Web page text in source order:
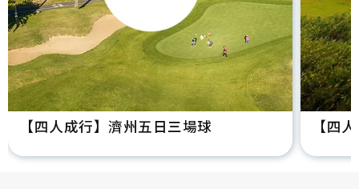
【四人成行】濟州五日三場球 【四